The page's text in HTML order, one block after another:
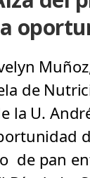
de
la U.
de pan